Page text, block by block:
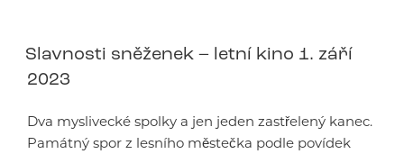
Slavnosti sněženek – letní kino 1. září
2023
Dva myslivecké spolky a jen jeden zastřelený kanec.
Památný spor z lesního městečka podle povídek